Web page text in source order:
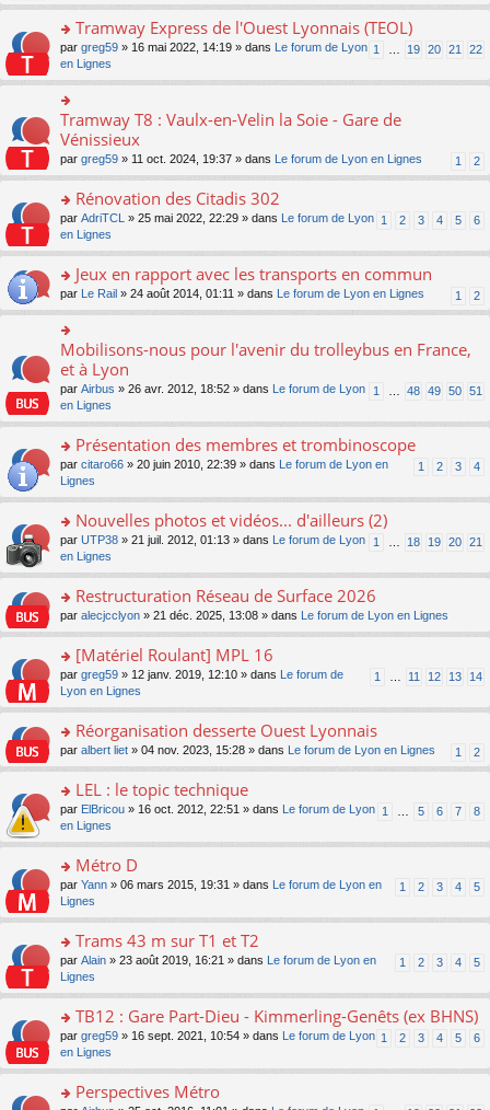
s
er
le
m
e
s
a
e
o
n
lu
le
u
s
ré
c
e
nt
o
n
s
ult
er
le
m
e
s
s
g
o
n
lu
le
pl
u
s
ré
c
e
nt
Tramway Express de l'Ouest Lyonnais (TEOL)
1 19 20 21 22
par greg59 » 16 mai 2022, 14:19 » dans
Le forum de Lyon
en Lignes
o
n
ult
er
le
m
e
s
a
g
e
n
o
n
le
u
s
ré
c
e
Tramway T8 : Vaulx-en-Velin la Soie - Gare de
Vénissieux
1 2
par greg59 » 11 oct. 2024, 19:37 » dans Le forum de Lyon en Lignes
o
n
s
er
le
m
e
s
s
g
o
n
lu
le
u
s
ré
c
e
nt
Rénovation des Citadis 302
1 2 3 4 5 6
par AdriTCL » 25 mai 2022, 22:29 » dans
Le forum de Lyon
en Lignes
o
n
s
ult
er
le
m
e
s
s
g
o
n
lu
le
u
s
ré
c
e
nt
Jeux en rapport avec les transports en commun
1 2
par Le Rail » 24 août 2014, 01:11 » dans Le forum de Lyon en Lignes
o
n
ult
le
m
e
s
s
g
e
n
o
n
lu
u
s
ré
c
e
Mobilisons-nous pour l'avenir du trolleybus en France,
et à Lyon
1 48 49 50 51
par Airbus » 26 avr. 2012, 18:52 » dans
Le forum de Lyon
en Lignes
o
s
er
le
m
e
s
s
e
n
o
n
lu
pl
s
ré
c
e
Présentation des membres et trombinoscope
1 2 3 4
par citaro66 » 20 juin 2010, 22:39 » dans
Le forum de Lyon en
Lignes
o
n
s
er
le
m
e
s
s
e
n
o
n
le
s
ré
e
Nouvelles photos et vidéos... d'ailleurs (2)
1 18 19 20 21
par UTP38 » 21 juil. 2012, 01:13 » dans
Le forum de Lyon
en Lignes
o
n
ult
er
le
m
e
s
g
e
n
o
n
le
s
ré
e
Restructuration Réseau de Surface 2026
par alecjcclyon » 21 déc. 2025, 13:08 » dans Le forum de Lyon en Lignes
o
s
er
le
m
e
s
s
e
n
o
n
lu
pl
ré
c
e
nt
[Matériel Roulant] MPL 16
1 11 12 13 14
par greg59 » 12 janv. 2019, 12:10 » dans
Le forum de
Lyon en Lignes
o
n
ult
er
le
m
e
s
s
e
n
o
n
lu
pl
ré
Réorganisation desserte Ouest Lyonnais
1 2
par albert liet » 04 nov. 2023, 15:28 » dans Le forum de Lyon en Lignes
o
n
s
er
le
m
e
s
s
a
n
o
n
lu
le
LEL : le topic technique
1 5 6 7 8
par ElBricou » 16 oct. 2012, 22:51 » dans
Le forum de Lyon
en Lignes
o
s
er
le
m
e
s
s
a
n
Métro D
1 2 3 4 5
par Yann » 06 mars 2015, 19:31 » dans
Le forum de Lyon en
Lignes
o
s
er
le
m
e
s
Trams 43 m sur T1 et T2
1 2 3 4 5
par Alain » 23 août 2019, 16:21 » dans
Le forum de Lyon en
Lignes
o
n
s
er
TB12 : Gare Part-Dieu - Kimmerling-Genêts (ex BHNS)
1 2 3 4 5 6
par greg59 » 16 sept. 2021, 10:54 » dans
Le forum de Lyon
en Lignes
Perspectives Métro